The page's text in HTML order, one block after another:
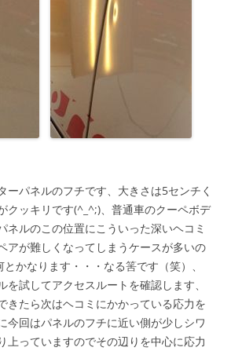
ーパネルのフチです、大きさは5センチく
クッキリです(^_^;)、普通車のクーペボデ
ネルのこの位置にこういった深いヘコミ
アが難しくなってしまうケースが多いの
かなります・・・なる筈です（笑）、
を試してアクセスルートを確認します、
きたら次はヘコミにかかっている応力を
今回はパネルのフチに近い側が少しシワ
上っていますのでその辺りを中心に応力